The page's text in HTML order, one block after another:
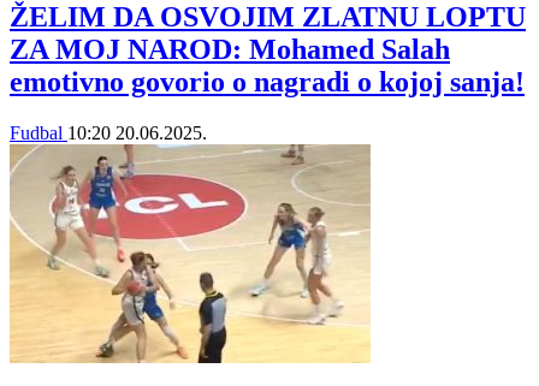
ŽELIM DA OSVOJIM ZLATNU LOPTU
ZA MOJ NAROD: Mohamed Salah
emotivno govorio o nagradi o kojoj sanja!
Fudbal 10:20 20.06.2025.